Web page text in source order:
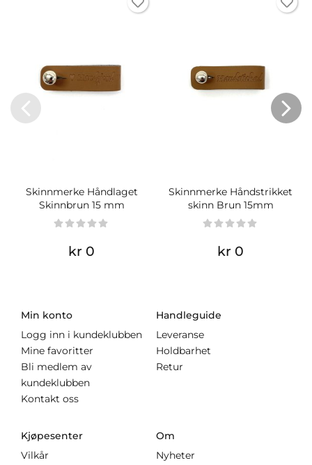
Skinnmerke Håndlaget
Skinnbrun 15 mm
kr 0
Skinnmerke Håndstrikket
skinn Brun 15mm
kr 0
Min konto
Logg inn i kundeklubben
Mine favoritter
Bli medlem av
kundeklubben
Kontakt oss
Handleguide
Leveranse
Holdbarhet
Retur
Kjøpesenter
Vilkår
Om
Nyheter